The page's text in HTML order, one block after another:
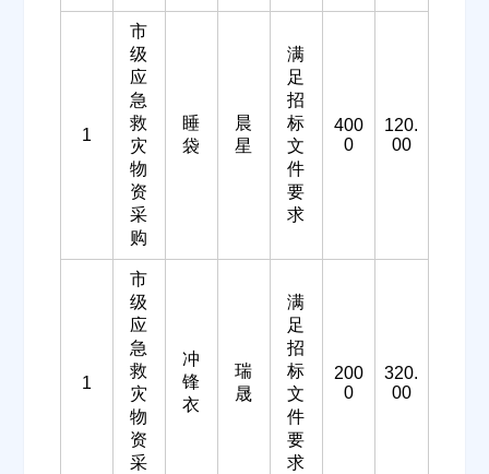
1
市
级
应
急
救
灾
物
资
采
购
睡
袋
晨
星
满
足
招
标
文
件
要
求
400
0
120.
00
1
市
级
应
急
救
灾
物
资
采
冲
锋
衣
瑞
晟
满
足
招
标
文
件
要
求
200
0
320.
00
欢迎入驻供应商